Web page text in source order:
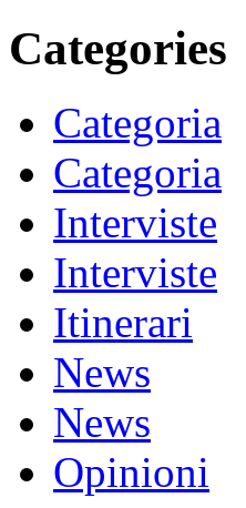
Categories
Categoria
Categoria
Interviste
Interviste
Itinerari
News
News
Opinioni